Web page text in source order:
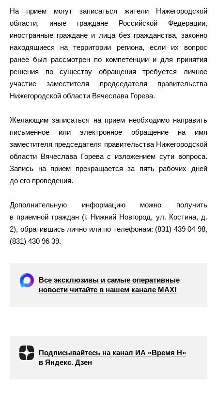
На прием могут записаться жители Нижегородской
области, иные граждане Российской Федерации,
иностранные граждане и лица без гражданства, законно
находящиеся на территории региона, если их вопрос
ранее был рассмотрен по компетенции и для принятия
решения по существу обращения требуется личное
участие заместителя председателя правительства
Нижегородской области Вячеслава Горева.
Желающим записаться на прием необходимо направить
письменное или электронное обращение на имя
заместителя председателя правительства Нижегородской
области Вячеслава Горева с изложением сути вопроса.
Запись на прием прекращается за пять рабочих дней
до его проведения.
Дополнительную информацию можно получить
в приемной граждан (г. Нижний Новгород, ул. Костина, д.
2), обратившись лично или по телефонам: (831) 439 04 98,
(831) 430 96 39.
Все эксклюзивы и самые оперативные
новости читайте в нашем канале МАХ!
Подписывайтесь на канал ИА «Время Н»
в Яндекс. Дзен